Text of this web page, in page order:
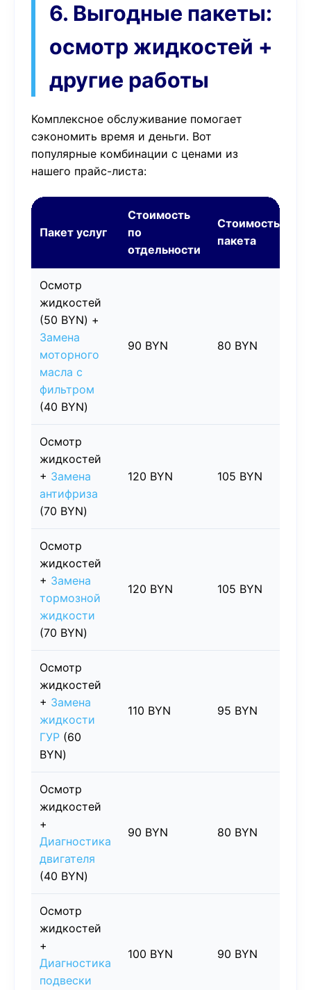
6. Выгодные пакеты:
осмотр жидкостей +
другие работы
Комплексное обслуживание помогает
сэкономить время и деньги. Вот
популярные комбинации с ценами из
нашего прайс-листа:
Пакет услуг
Стоимость
по
отдельности
Стоимость
пакета
Осмотр
жидкостей
(50 BYN) +
Замена
моторного
масла с
фильтром
(40 BYN)
90 BYN 80 BYN
Осмотр
жидкостей
+ Замена
антифриза
(70 BYN)
120 BYN 105 BYN
Осмотр
жидкостей
+ Замена
тормозной
жидкости
(70 BYN)
120 BYN 105 BYN
Осмотр
жидкостей
+ Замена
жидкости
ГУР (60
BYN)
110 BYN 95 BYN
Осмотр
жидкостей
+
Диагностика
двигателя
(40 BYN)
90 BYN 80 BYN
Осмотр
жидкостей
+
Диагностика
подвески
100 BYN 90 BYN